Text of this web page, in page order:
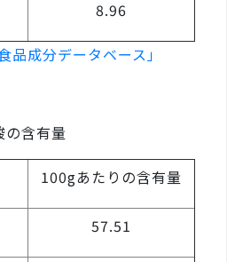
8.96
品成分データベース」
含有量
100gあたりの含有量
57.51